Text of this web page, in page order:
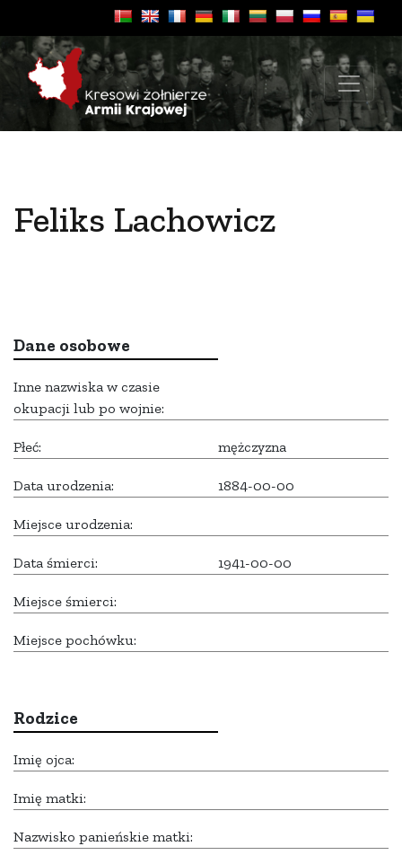
Feliks Lachowicz
Dane osobowe
Inne nazwiska w czasie
okupacji lub po wojnie:
Płeć: mężczyzna
Data urodzenia: 1884-00-00
Miejsce urodzenia:
Data śmierci: 1941-00-00
Miejsce śmierci:
Miejsce pochówku:
Rodzice
Imię ojca:
Imię matki:
Nazwisko panieńskie matki: